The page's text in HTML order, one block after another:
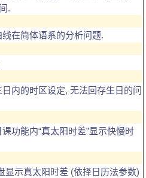
.
在简体语系的分析问题.
内的时区设定, 无法回存生日的问
功能内“真太阳时差”显示快慢时
显示真太阳时差 (依择日历法参数)